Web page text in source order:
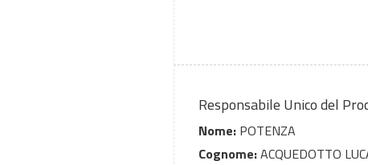
Responsabile Unico del
Nome: POTENZA
Cognome:ACQUEDOTTO